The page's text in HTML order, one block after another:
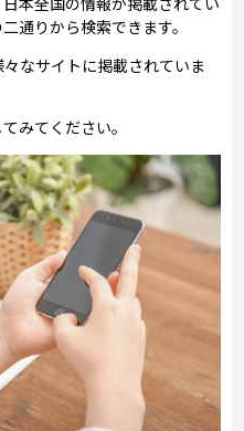
通りから検索できます。
なサイトに掲載されていま
みてください。